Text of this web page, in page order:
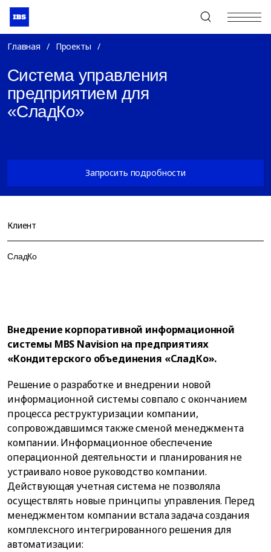
+7 (495) 967-80-80
Главная / Проекты /
Система управления
предприятием для
«СладКо»
Запросить подробности
Клиент
СладКо
Внедрение корпоративной информационной
системы MBS Navision на предприятиях
«Кондитерского объединения «СладКо».
Решение о разработке и внедрении новой
информационной системы совпало с окончанием
процесса реструктуризации компании,
сопровождавшимся также сменой менеджмента
компании. Информационное обеспечение
операционной деятельности и планирования не
устраивало новое руководство компании.
Действующая учетная система не позволяла
осуществлять новые принципы управления. Перед
менеджментом компании встала задача создания
комплексного интегрированного решения для
автоматизации: